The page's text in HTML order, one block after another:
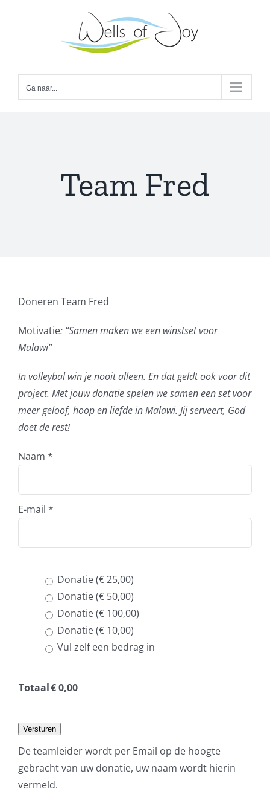
Ga naar...
Team Fred
Doneren Team Fred
Motivatie: “Samen maken we een winstset voor
Malawi”
In volleybal win je nooit alleen. En dat geldt ook voor dit
project. Met jouw donatie spelen we samen een set voor
meer geloof, hoop en liefde in Malawi. Jij serveert, God
doet de rest!
Naam *
E-mail *
Donatie (€ 25,00)
Donatie (€ 50,00)
Donatie (€ 100,00)
Donatie (€ 10,00)
Vul zelf een bedrag in
Totaal€0,00
Versturen
De teamleider wordt per Email op de hoogte
gebracht van uw donatie, uw naam wordt hierin
vermeld.